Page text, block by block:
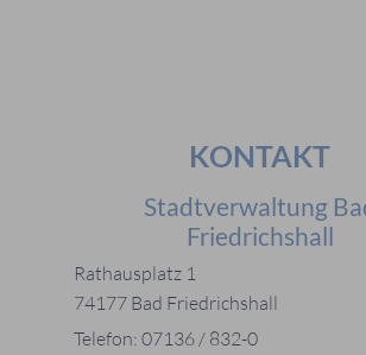
KONTAKT
Stadtverwaltung
Friedrichshall
Rathausplatz 1
74177 Bad Friedrichshall
Telefon: 07136 / 832-0